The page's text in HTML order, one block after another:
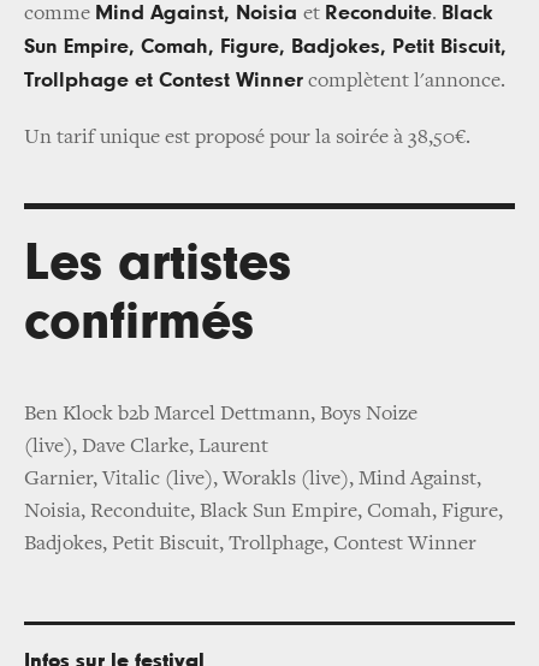
comme Mind Against, Noisia et Reconduite. Black
Sun Empire, Comah, Figure, Badjokes, Petit Biscuit,
Trollphage et Contest Winner complètent l'annonce.
Un tarif unique est proposé pour la soirée à 38,50€.
Les artistes
confirmés
Ben Klock b2b Marcel Dettmann, Boys Noize
(live), Dave Clarke, Laurent
Garnier, Vitalic (live), Worakls (live), Mind Against,
Noisia, Reconduite, Black Sun Empire, Comah, Figure,
Badjokes, Petit Biscuit, Trollphage, Contest Winner
Infos sur le festival